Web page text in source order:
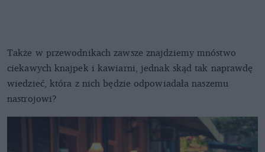
Także w przewodnikach zawsze znajdziemy mnóstwo
ciekawych knajpek i kawiarni, jednak skąd tak naprawdę
wiedzieć, która z nich będzie odpowiadała naszemu
nastrojowi?